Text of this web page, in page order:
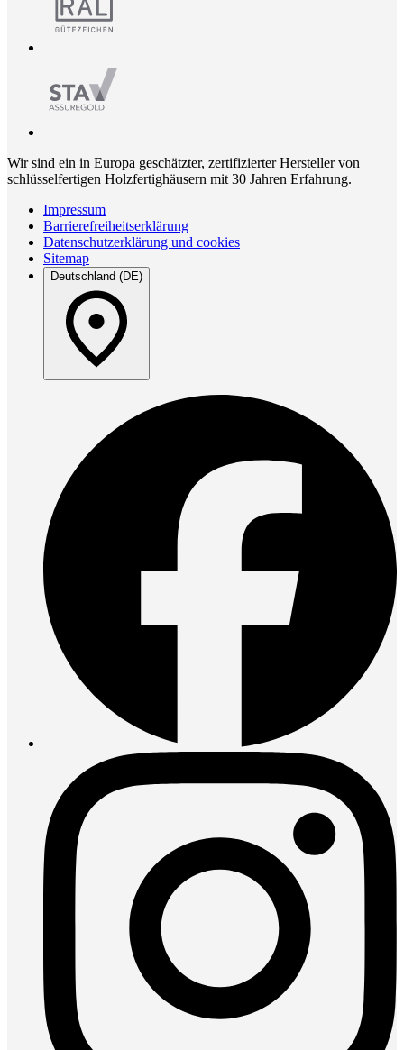
Wir sind ein in Europa geschätzter, zertifizierter Hersteller von
schlüsselfertigen Holzfertighäusern mit 30 Jahren Erfahrung.
Impressum
Barrierefreiheitserklärung
Datenschutzerklärung und cookies
Sitemap
Deutschland (DE)